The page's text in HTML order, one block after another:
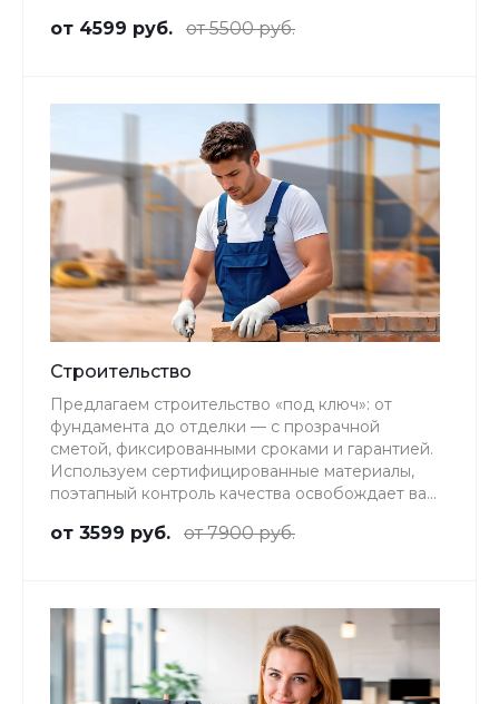
от 4599 руб. от 5500 руб.
Строительство
Предлагаем строительство «под ключ»: от
фундамента до отделки — с прозрачной
сметой, фиксированными сроками и гарантией.
Используем сертифицированные материалы,
поэтапный контроль качества освобождает вас
от 3599 руб. от 7900 руб.